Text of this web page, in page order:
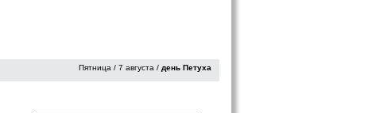
Пятница / 7 августа / день Петуха